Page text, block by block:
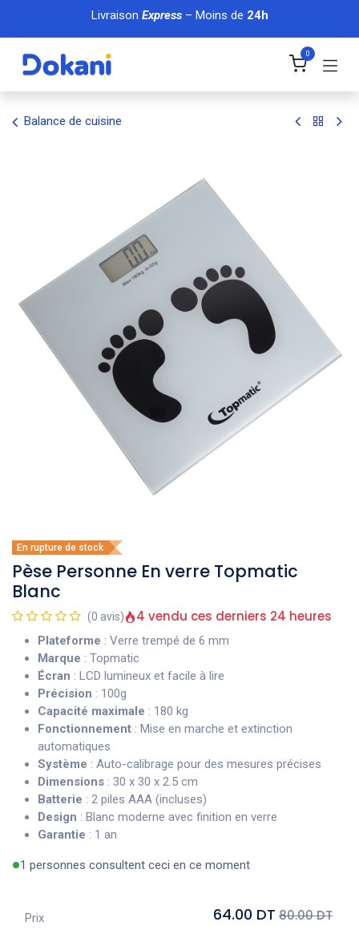
Se rendre au contenu
Livraison Express– Moins de 24h
0
Balance de cuisine
En rupture de stock
Pèse Personne En verre Topmatic
Blanc
(0 avis) 4 vendu ces derniers 24 heures
Plateforme : Verre trempé de 6 mm
Marque : Topmatic
Écran : LCD lumineux et facile à lire
Précision : 100g
Capacité maximale : 180 kg
Fonctionnement : Mise en marche et extinction
automatiques
Système : Auto-calibrage pour des mesures précises
Dimensions : 30 x 30 x 2.5 cm
Batterie : 2 piles AAA (incluses)
Design : Blanc moderne avec finition en verre
Garantie : 1 an
1 personnes consultent ceci en ce moment
Prix 64.00 DT 80.00 DT